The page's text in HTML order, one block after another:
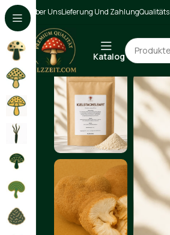
Über UnsLieferung Und Zahlung
Katalog